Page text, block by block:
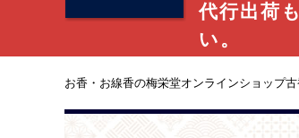
代行出荷
い。
お香・お線香の梅栄堂オンラインショップ